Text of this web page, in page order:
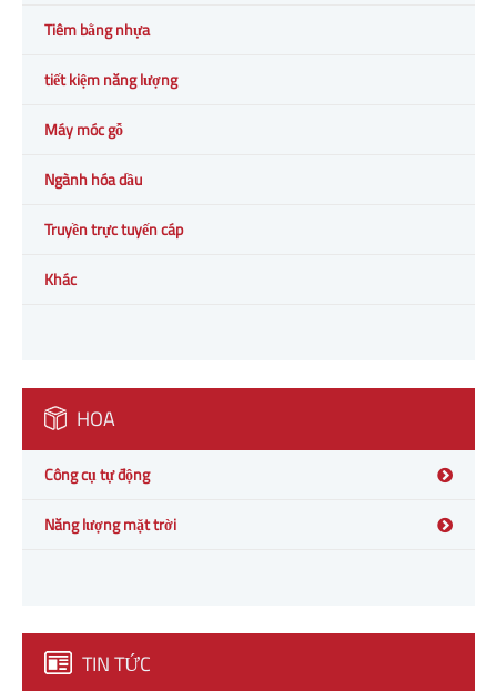
Tiêm bằng nhựa
tiết kiệm năng lượng
Máy móc gỗ
Ngành hóa dầu
Truyền trực tuyến cáp
Khác
HOA
Công cụ tự động
Năng lượng mặt trời
TIN TỨC